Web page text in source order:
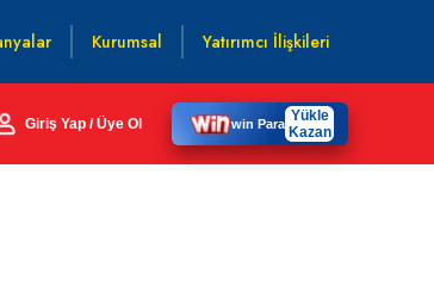
Kurumsal Yatırımcı İlişkileri
Giriş Yap / Üye Ol win Para Yükle
Kazan